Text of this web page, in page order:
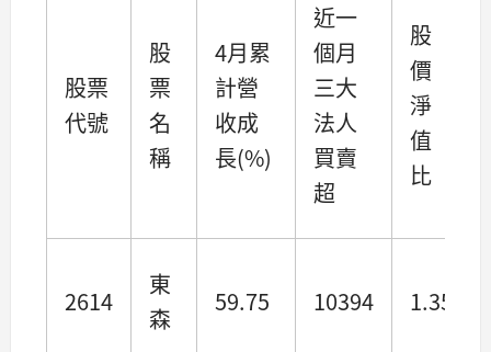
股票
代號
股
票
名
稱
4月累
計營
收成
長(%)
近一
個月
三大
法人
買賣
超
股
價
淨
值
比
2614
東
森
59.75 10394 1.35